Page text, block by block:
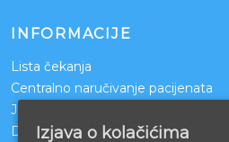
INFORMACIJE
Lista čekanja
Centralno naručivanje pacijenata
Javna nabava
Darivanje krvi
Izjava o kolačićima